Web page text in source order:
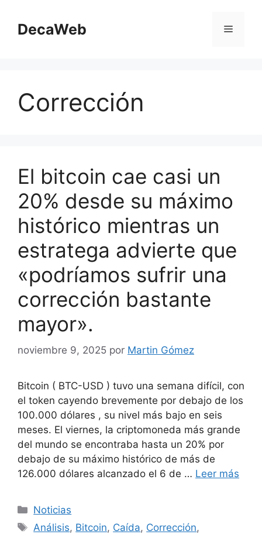
contenido
DecaWeb Menú
Corrección
El bitcoin cae casi un
20% desde su máximo
histórico mientras un
estratega advierte que
«podríamos sufrir una
corrección bastante
mayor».
noviembre 9, 2025 por Martin Gómez
Bitcoin ( BTC-USD ) tuvo una semana difícil, con
el token cayendo brevemente por debajo de los
100.000 dólares , su nivel más bajo en seis
meses. El viernes, la criptomoneda más grande
del mundo se encontraba hasta un 20% por
debajo de su máximo histórico de más de
126.000 dólares alcanzado el 6 de … Leer más
Categorías
Noticias
Etiquetas
Análisis, Bitcoin, Caída, Corrección,